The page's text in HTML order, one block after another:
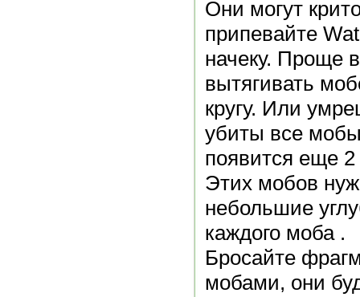
Они могут
припевайте
начеку. Проще
вытягивать
кругу. Или
убиты все
появится еще 2
Этих мобов
небольшие
каждого моба .
Бросайте
мобами, они